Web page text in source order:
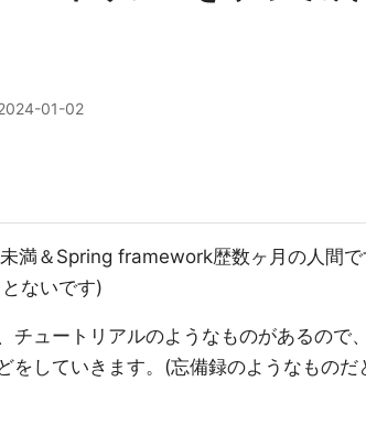
01-02
満＆Spring framework歴数ヶ月の人間で
ないです)
チュートリアルのようなものがあるので
をしていきます。(忘備録のようなものだ